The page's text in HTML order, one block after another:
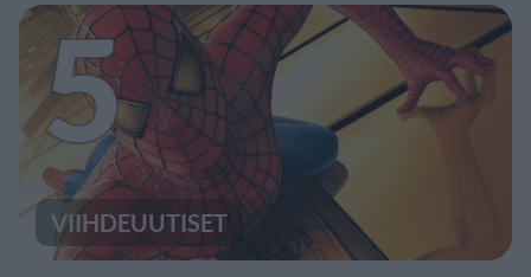
5
VIIHDEUUTISET